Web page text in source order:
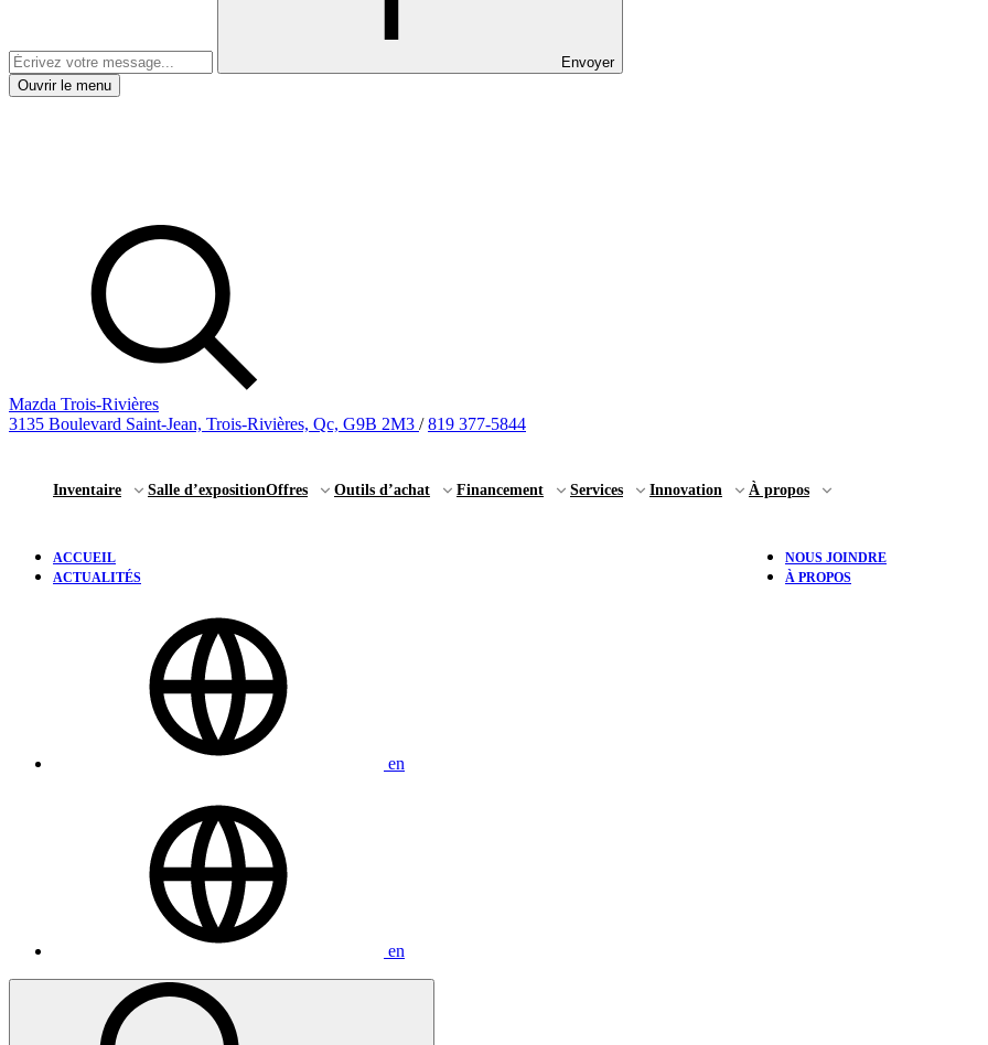
Envoyer
Ouvrir le menu
Mazda Trois-Rivières
3135 Boulevard Saint-Jean, Trois-Rivières, Qc, G9B 2M3 / 819 377-5844
Inventaire Salle d’expositionOffres Outils d’achat Financement Services Innovation À propos
ACCUEIL
NOUS JOINDRE
ACTUALITÉS
À PROPOS
en
en